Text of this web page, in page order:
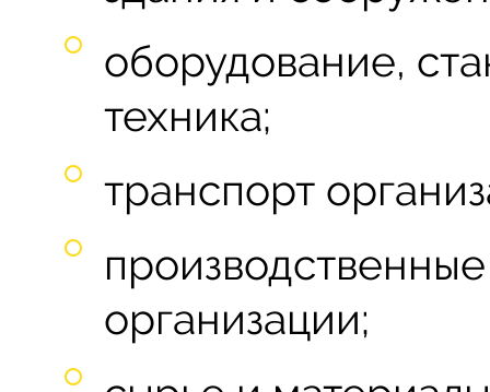
оборудование,
техника;
транспорт
организации;